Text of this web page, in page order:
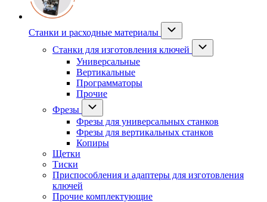
Станки и расходные материалы
Станки для изготовления ключей
Универсальные
Вертикальные
Программаторы
Прочие
Фрезы
Фрезы для универсальных станков
Фрезы для вертикальных станков
Копиры
Щетки
Тиски
Приспособления и адаптеры для изготовления
ключей
Прочие комплектующие